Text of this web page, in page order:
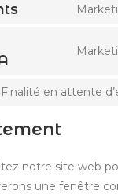
Finalité en attente
notre site web
une fenêtre